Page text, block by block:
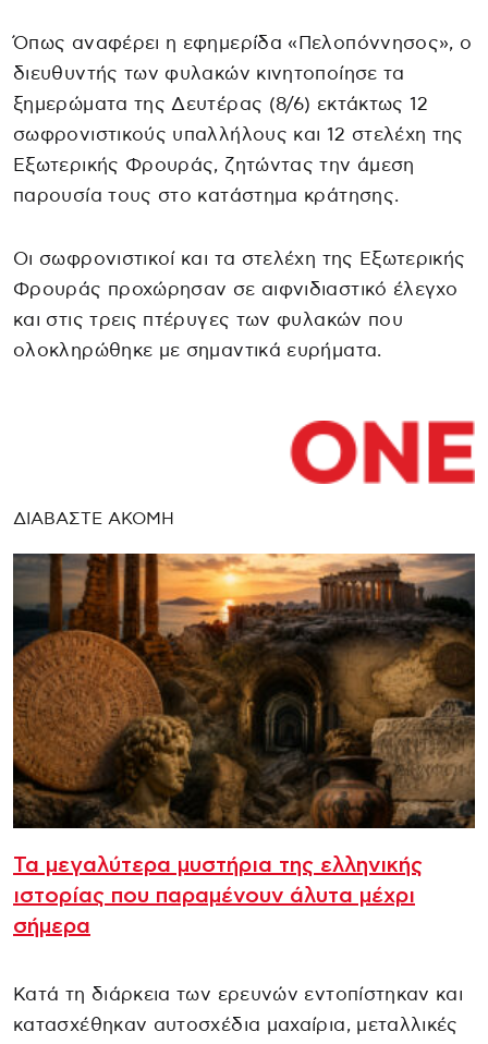
Όπως αναφέρει η εφημερίδα «Πελοπόννησος», ο
διευθυντής των φυλακών κινητοποίησε τα
ξημερώματα της Δευτέρας (8/6) εκτάκτως 12
σωφρονιστικούς υπαλλήλους και 12 στελέχη της
Εξωτερικής Φρουράς, ζητώντας την άμεση
παρουσία τους στο κατάστημα κράτησης.
Οι σωφρονιστικοί και τα στελέχη της Εξωτερικής
Φρουράς προχώρησαν σε αιφνιδιαστικό έλεγχο
και στις τρεις πτέρυγες των φυλακών που
ολοκληρώθηκε με σημαντικά ευρήματα.
ΔΙΑΒΑΣΤΕ ΑΚΟΜΗ
Τα μεγαλύτερα μυστήρια της ελληνικής
ιστορίας που παραμένουν άλυτα μέχρι
σήμερα
Κατά τη διάρκεια των ερευνών εντοπίστηκαν και
κατασχέθηκαν αυτοσχέδια μαχαίρια, μεταλλικές